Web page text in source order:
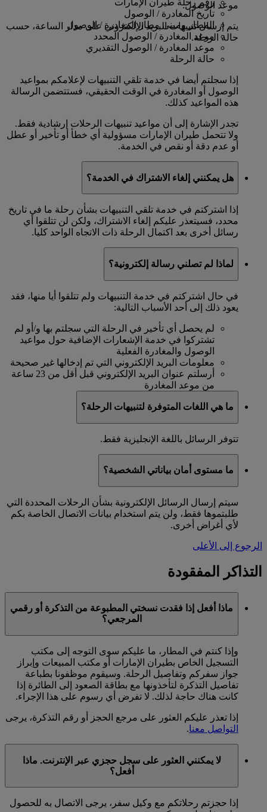
موعد الوصول.
يتم إرسال تنبيهات البريد الإلكتروني على مدار الساعة، حسب
حالة الرحلة.
رقم رحلة طيران الإمارات
تاريخ المغادرة / الوصول
المطار ومبنى مطار المغادرة / الوصول
موعد المغادرة / الوصول المحدد
موعد المغادرة / الوصول التقديري
حالة الرحلة
إذا سجلتم أيضا في خدمة تلقي التنبيهات لإعلامكم بمواعيد
الوصول أو المغادرة في الوقت الحقيقي، فستتضمن الرسالة
هذه المواعيد كذلك.
تجدر الإشارة إلى أن مواعيد تنبيهات الرحلات إرشادية فقط.
ولا تتحمل طيران الإمارات مسؤولية أي خطأ أو تأخير أو عطل
أو عدم دقة أو نقص في الخدمة.
هل يمكنني إلغاء الاشتراك في الخدمة؟
إذا اشتركتم في خدمة تلقي التنبيهات بشأن رحلة ما في تاريخ
محدد، فسيتعذر عليكم إلغاء الاشتراك، ولكن لن تتلقوا أي
رسائل أخرى بعد اكتمال الرحلة ذات الاتجاه الواحد كليا.
لماذا لم تصلني رسالة إلكترونية؟
في حال اشتركتم في خدمة التنبيهات ولم تتلقوا أيا منها، فقد
يعود ذلك إلى أحد الأسباب التالية:
لم يحصل أي تأخير في الرحلة التي سجلتم بها و/أو لم
تشتركوا في خدمة الإشعارات الإضافية حول مواعيد
الوصول والمغادرة الفعلية
معلومات البريد الإلكتروني التي تم إدخالها غير صحيحة
أرسلتم عنوان البريد الإلكتروني قبل أقل من 23 ساعة
من موعد المغادرة
ما هي اللغات المتوفرة لتنبيهات الرحلة؟
تتوفر الرسائل باللغة الإنجليزية فقط.
ما مستوى أمان بياناتي الشخصية؟
سيتم إرسال الرسائل الإلكترونية بشأن الرحلات المحددة التي
طلبتموها فقط، ولن يتم استخدام بيانات الاتصال الخاصة بكم
لأي أغراض أخرى.
الرجوع إلى الأعلى
التذاكر المفقودة
ماذا أفعل إذا فقدت نسختي المطبوعة من التذكرة أو رقمي
المرجعي؟
وإذا كنتم في المطار، ما عليكم سوى التوجه إلى مكتب
التسجيل الخاص بطيران الإمارات أو مكتب المبيعات وإبراز
جواز سفركم وتفاصيل الرحلة. وسيقوم موظفونا بطباعة
تفاصيل التذكرة لتأخذونها مع بطاقة الصعود إلى الطائرة إذا
كانت هناك حاجة لذلك. لا تفرض أي رسوم على هذا الإجراء.
إذا تعذر عليكم العثور على مرجع الحجز أو رقم التذكرة، يرجى
التواصل معنا.
لا يمكنني العثور على سجل حجزي عبر الإنترنت. ماذا
أفعل؟
إذا حجزتم رحلاتكم مع وكيل سفر، يرجى الاتصال به للحصول